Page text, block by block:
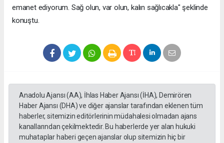
emanet ediyorum. Sağ olun, var olun, kalın sağlıcakla" şeklinde
konuştu.
Anadolu Ajansı (AA), İhlas Haber Ajansı (İHA), Demirören
Haber Ajansı (DHA) ve diğer ajanslar tarafından eklenen tüm
haberler, sitemizin editörlerinin müdahalesi olmadan ajans
kanallarından çekilmektedir. Bu haberlerde yer alan hukuki
muhataplar haberi geçen ajanslar olup sitemizin hiç bir